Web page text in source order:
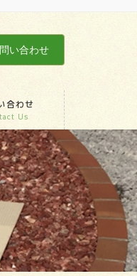
い合わせ
合わせ
Us